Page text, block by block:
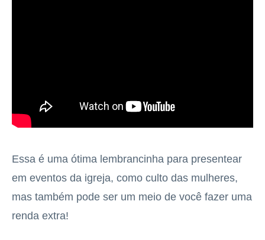
Essa é uma ótima lembrancinha para presentear
em eventos da igreja, como culto das mulheres,
mas também pode ser um meio de você fazer uma
renda extra!